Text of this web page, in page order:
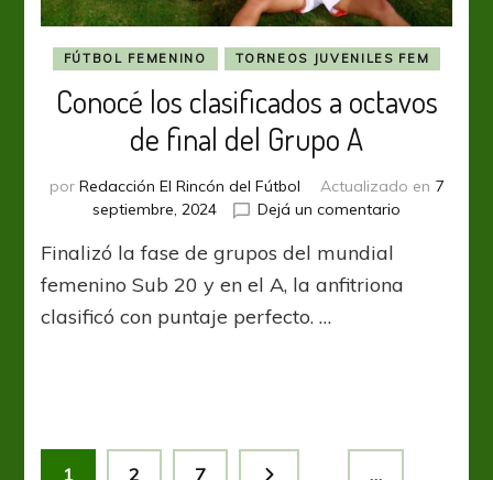
FÚTBOL FEMENINO TORNEOS JUVENILES FEM
Conocé los clasificados a octavos
de final del Grupo A
por Redacción El Rincón del Fútbol Actualizado en 7
septiembre, 2024
Dejá un comentario
clasificados
Finalizó la fase de grupos del mundial
femenino Sub 20 y en el A, la anfitriona
clasificó con puntaje perfecto. …
Paginación
Página
1 Página
2 …
Página
7